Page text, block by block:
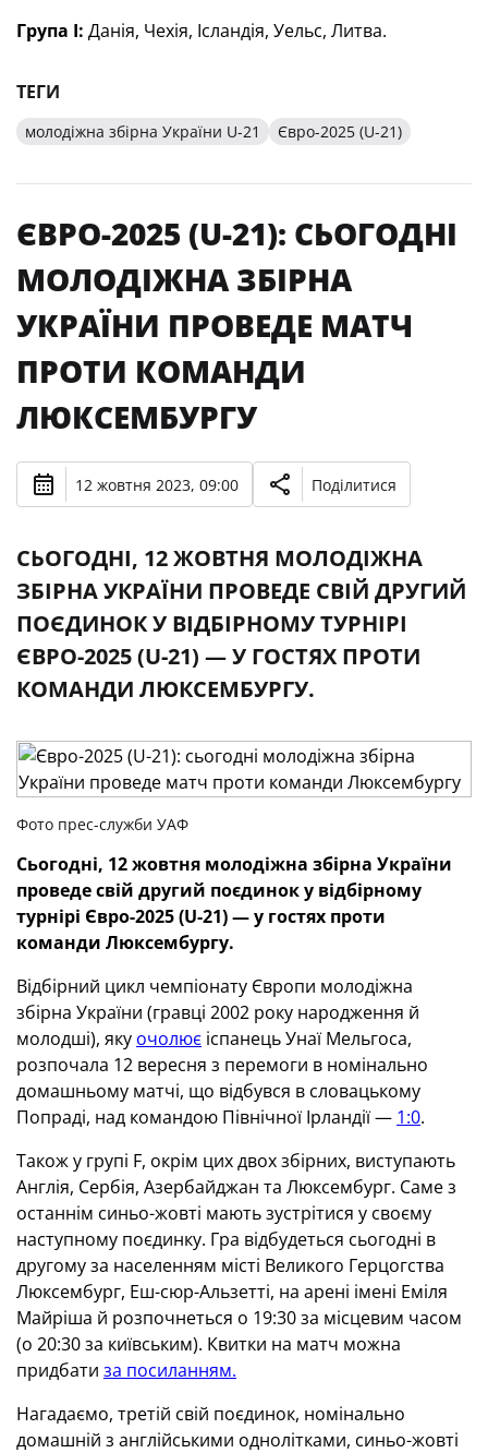
Група I: Данія, Чехія, Ісландія, Уельс, Литва.
ТЕГИ
молодіжна збірна України U-21 Євро-2025 (U-21)
ЄВРО-2025 (U-21): СЬОГОДНІ
МОЛОДІЖНА ЗБІРНА
УКРАЇНИ ПРОВЕДЕ МАТЧ
ПРОТИ КОМАНДИ
ЛЮКСЕМБУРГУ
12 жовтня 2023, 09:00 Поділитися
СЬОГОДНІ, 12 ЖОВТНЯ МОЛОДІЖНА
ЗБІРНА УКРАЇНИ ПРОВЕДЕ СВІЙ ДРУГИЙ
ПОЄДИНОК У ВІДБІРНОМУ ТУРНІРІ
ЄВРО-2025 (U-21) — У ГОСТЯХ ПРОТИ
КОМАНДИ ЛЮКСЕМБУРГУ.
Фото прес-служби УАФ
Сьогодні, 12 жовтня молодіжна збірна України
проведе свій другий поєдинок у відбірному
турнірі Євро-2025 (U-21) — у гостях проти
команди Люксембургу.
Відбірний цикл чемпіонату Європи молодіжна
збірна України (гравці 2002 року народження й
молодші), яку очолює іспанець Унаї Мельгоса,
розпочала 12 вересня з перемоги в номінально
домашньому матчі, що відбувся в словацькому
Попраді, над командою Північної Ірландії — 1:0.
Також у групі F, окрім цих двох збірних, виступають
Англія, Сербія, Азербайджан та Люксембург. Саме з
останнім синьо-жовті мають зустрітися у своєму
наступному поєдинку. Гра відбудеться сьогодні в
другому за населенням місті Великого Герцогства
Люксембург, Еш-сюр-Альзетті, на арені імені Еміля
Майріша й розпочнеться о 19:30 за місцевим часом
(о 20:30 за київським). Квитки на матч можна
придбати за посиланням.
Нагадаємо, третій свій поєдинок, номінально
домашній з англійськими однолітками, синьо-жовті